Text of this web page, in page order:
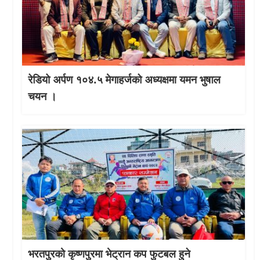
रेडियो अर्पण १०४.५ मेगाहर्जको अध्यक्षमा यमन भुषाल
चयन ।
भरतपुरको कृष्णपुरमा भेट्रान कप फुटबल हुने